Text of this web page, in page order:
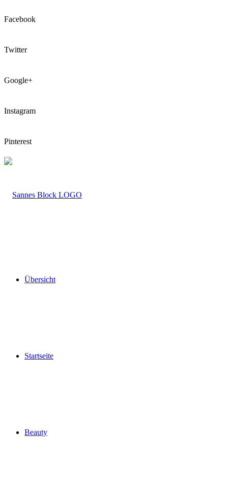
Facebook
Twitter
Google+
Instagram
Pinterest
LOGO
Übersicht
Startseite
Beauty